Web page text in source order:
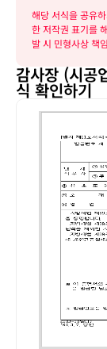
해당 서식을 공유
한 저작권 표기를
발 시 민형사상 책
감사장 (시공
식 확인하기